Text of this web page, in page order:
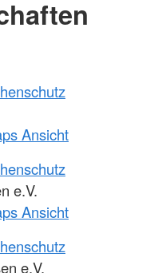
Ansicht
e.V.
Ansicht
e.V.